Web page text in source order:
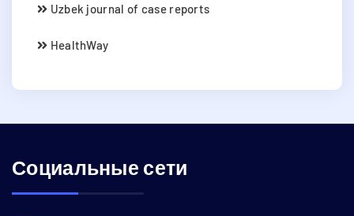
Uzbek journal of case reports
HealthWay
Социальные сети